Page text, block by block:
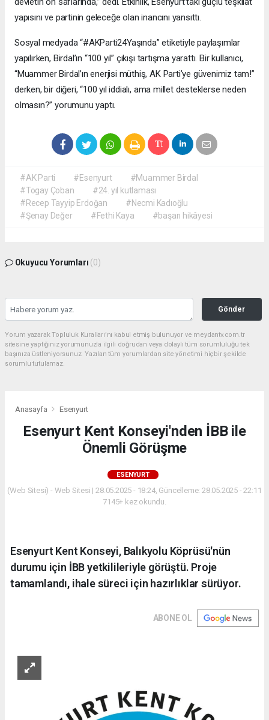
yapısını ve partinin geleceğe olan inancını yansıttı.
Sosyal medyada “#AKParti24Yaşında” etiketiyle paylaşımlar
yapılırken, Birdal’ın “100 yıl” çıkışı tartışma yarattı. Bir kullanıcı,
“Muammer Birdal’ın enerjisi müthiş, AK Parti’ye güvenimiz tam!”
derken, bir diğeri, “100 yıl iddialı, ama millet desteklerse neden
olmasın?” yorumunu yaptı.
#AK Parti #Esenyurt
#Muammer Birdal
#Togay Çoban
#24. yıl kutlaması
#Recep Tayyip Erdoğan
#Necmi Kadıoğlu
#Şenay Değer
#Fethi Kaya #başarı hikâyesi
Okuyucu Yorumları (0)
Gönder
Yorum yazarak Topluluk Kuralları’nı kabul etmiş bulunuyor ve meydantv.com.tr
sitesine yaptığınız yorumunuzla ilgili doğrudan veya dolaylı tüm sorumluluğu tek
başınıza üstleniyorsunuz. Yazılan tüm yorumlardan site yönetimi hiçbir şekilde
sorumlu tutulamaz.
Anasayfa Esenyurt
Esenyurt Kent Konseyi'nden İBB ile
Önemli Görüşme
ESENYURT
(Web Sitesi) - Web Sitesi | 28.05.2025 - 18:24, Güncelleme: 28.05.2025 - 22:11
7145+ kez okundu.
Esenyurt Kent Konseyi, Balıkyolu Köprüsü'nün
durumu için İBB yetkilileriyle görüştü. Proje
tamamlandı, ihale süreci için hazırlıklar sürüyor.
ABONE OL